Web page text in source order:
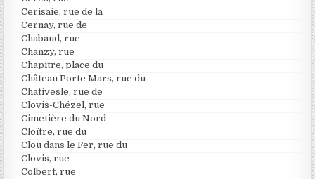
Cerisaie, rue de la
Cernay, rue de
Chabaud, rue
Chanzy, rue
Chapitre, place du
Château Porte Mars, rue du
Chativesle, rue de
Clovis-Chézel, rue
Cimetière du Nord
Cloître, rue du
Clou dans le Fer, rue du
Clovis, rue
Colbert, rue